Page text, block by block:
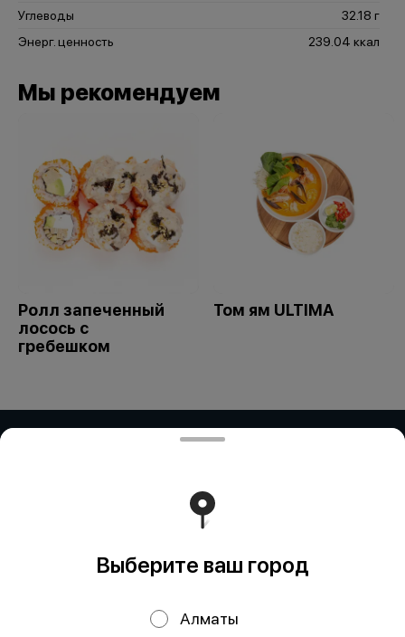
Углеводы
32.18 г
Энерг. ценность
239.04 ккал
Мы рекомендуем
Ролл запеченный
лосось с
гребешком
Том ям ULTIMA
ИП Дубинина / ИП Збирун / ИП ART
БИН:871015450730 ИП ART COR - БИН:970312451058
Работает на эффективном ядре
Политика конфиденциальности
Выберите ваш город
Алматы